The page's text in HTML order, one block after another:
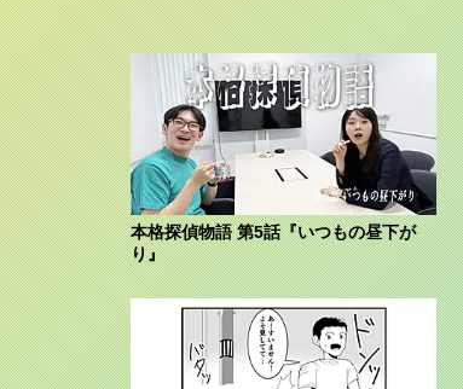
本格探偵物語 第5話『いつもの昼下が
り』